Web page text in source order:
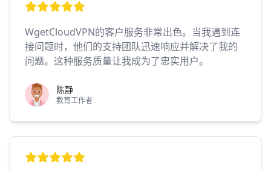
WgetCloudVPN的客户服务非常出色。当我遇到连
接问题时，他们的支持团队迅速响应并解决了我的
问题。这种服务质量让我成为了忠实用户。
陈静
教育工作者